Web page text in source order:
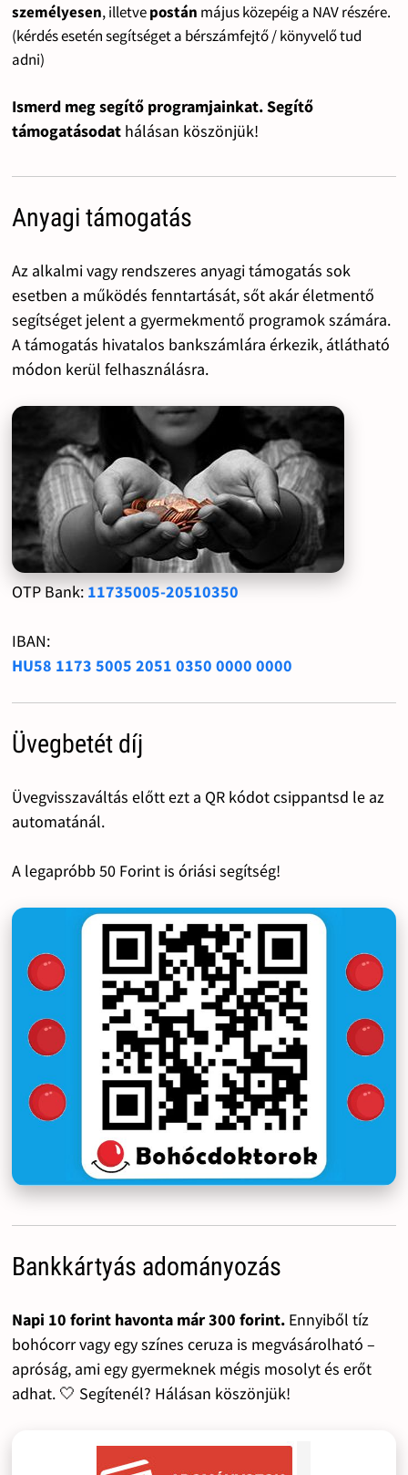
személyesen, illetvepostán május közepéig a NAV részére.
(kérdés esetén segítséget a bérszámfejtő / könyvelő tud
adni)
Ismerd meg segítő programjainkat. Segítő
támogatásodat hálásan köszönjük!
Anyagi támogatás
Az alkalmi vagy rendszeres anyagi támogatás sok
esetben a működés fenntartását, sőt akár életmentő
segítséget jelent a gyermekmentő programok számára.
A támogatás hivatalos bankszámlára érkezik, átlátható
módon kerül felhasználásra.
OTP Bank: 11735005-20510350
IBAN:
HU58 1173 5005 2051 0350 0000 0000
Üvegbetét díj
Üvegvisszaváltás előtt ezt a QR kódot csippantsd le az
automatánál.
A legapróbb 50 Forint is óriási segítség!
Bankkártyás adományozás
Napi 10 forint havonta már 300 forint.Ennyiből tíz
bohócorr vagy egy színes ceruza is megvásárolható –
apróság, ami egy gyermeknek mégis mosolyt és erőt
adhat. 🤍 Segítenél? Hálásan köszönjük!